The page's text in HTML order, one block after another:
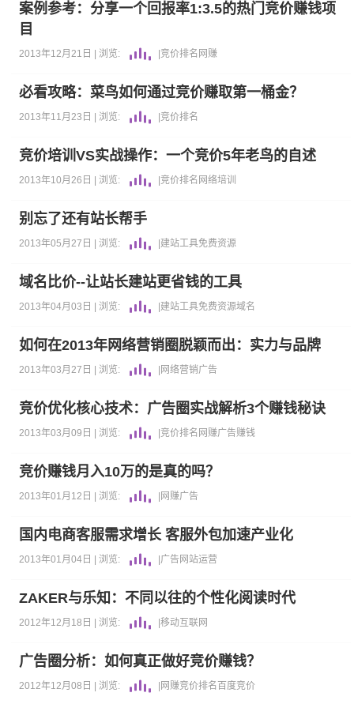
案例参考：分享一个回报率1:3.5的热门竞价赚钱项
目
2013年12月21日 | 浏览: |竞价排名 网赚
必看攻略：菜鸟如何通过竞价赚取第一桶金？
2013年11月23日 | 浏览: |竞价排名
竞价培训VS实战操作：一个竞价5年老鸟的自述
2013年10月26日 | 浏览: |竞价排名 网络培训
别忘了还有站长帮手
2013年05月27日 | 浏览: 建站工具免费资源
域名比价--让站长建站更省钱的工具
2013年04月03日 | 浏览: 建站工具免费资源域名
如何在2013年网络营销圈脱颖而出：实力与品牌
2013年03月27日 | 浏览: 网络营销广告
竞价优化核心技术：广告圈实战解析3个赚钱秘诀
2013年03月09日 | 浏览: |竞价排名 网赚广告赚钱
竞价赚钱月入10万的是真的吗？
2013年01月12日 | 浏览: 网赚广告
国内电商客服需求增长 客服外包加速产业化
2013年01月04日 | 浏览: 广告网站运营
ZAKER与乐知：不同以往的个性化阅读时代
2012年12月18日 | 浏览: |移动互联网
广告圈分析：如何真正做好竞价赚钱？
2012年12月08日 | 浏览: 网赚竞价排名 百度竞价